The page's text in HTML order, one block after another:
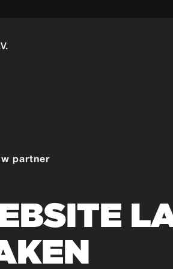
partner